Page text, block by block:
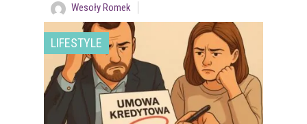
Wesoły Romek
LIFESTYLE